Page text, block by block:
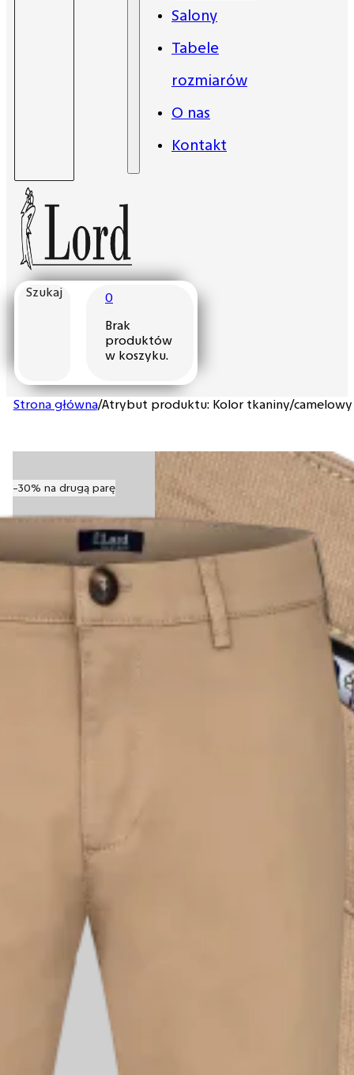
Salony
Tabele
rozmiarów
O nas
Kontakt
Szukaj
0
Brak
produktów
w koszyku.
Strona główna/Atrybut produktu: Kolor tkaniny/camelowy
-30% na drugą parę